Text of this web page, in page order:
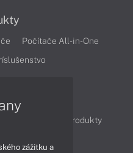
Počítače All-in-One
Produkty
zážitku a